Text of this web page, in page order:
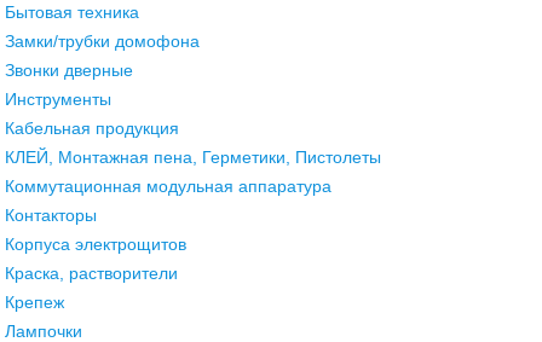
Бытовая техника
Замки/трубки домофона
Звонки дверные
Инструменты
Кабельная продукция
КЛЕЙ, Монтажная пена, Герметики, Пистолеты
Коммутационная модульная аппаратура
Контакторы
Корпуса электрощитов
Краска, растворители
Крепеж
Лампочки